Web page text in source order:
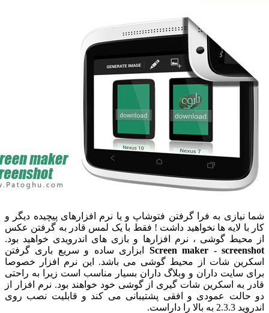
به فرا گرفتن فتوشاپ و یا نرم افزارهای پیچیده دیگر و
لایه ها نخواهید داشت ! فقط با یک لمس قادر به گرفتن عکس
گوشی ، نرم افزارها و بازی های اندرویدی خواهید بود.
Screen maker -ابزاری ساده و سریع باری گرفتن
شات از محیط گوشی می باشد. این نرم افزار خصوصا
سایت داران و وبلاگ داران بسیار مناسب است زیرا به راحتی
به اسکرین شات گیری از گوشی خود خواهند بود. نرم افزار از
عمودی و افقی پشتیبانی می کند و قابلیت نصب روی
را داراست.